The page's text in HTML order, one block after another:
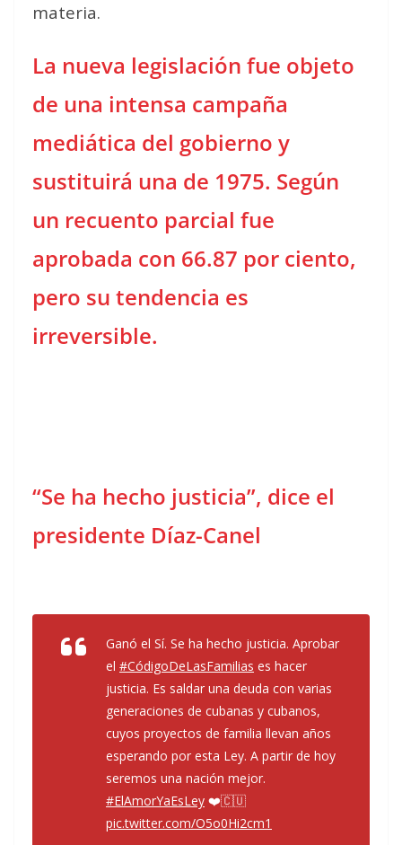
materia.
La nueva legislación fue objeto
de una intensa campaña
mediática del gobierno y
sustituirá una de 1975. Según
un recuento parcial fue
aprobada con 66.87 por ciento,
pero su tendencia es
irreversible.
“Se ha hecho justicia”, dice el
presidente Díaz-Canel
Ganó el Sí. Se ha hecho justicia. Aprobar
el #CódigoDeLasFamilias es hacer
justicia. Es saldar una deuda con varias
generaciones de cubanas y cubanos,
cuyos proyectos de familia llevan años
esperando por esta Ley. A partir de hoy
seremos una nación mejor.
#ElAmorYaEsLey ❤️🇨🇺
pic.twitter.com/O5o0Hi2cm1